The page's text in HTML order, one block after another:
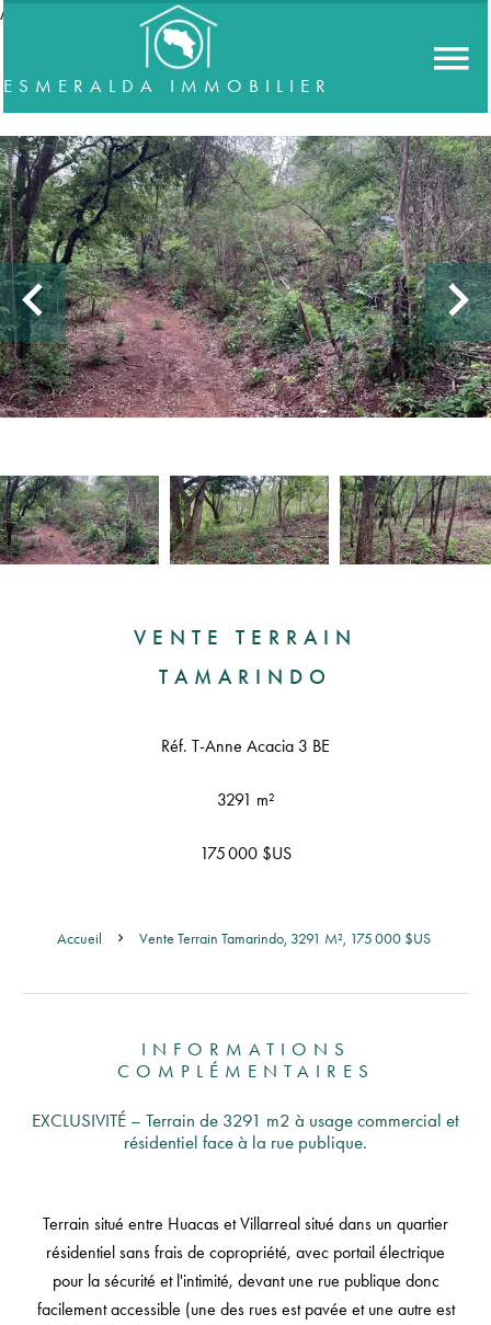
//accordeon
ESMERALDA IMMOBILIER
VENTE TERRAIN
TAMARINDO
Réf. T-Anne Acacia 3 BE
3291 m²
175 000 $US
Accueil Vente Terrain Tamarindo, 3291 M², 175 000 $US
INFORMATIONS
COMPLÉMENTAIRES
EXCLUSIVITÉ – Terrain de 3291 m2 à usage commercial et
résidentiel face à la rue publique.
Terrain situé entre Huacas et Villarreal situé dans un quartier
résidentiel sans frais de copropriété, avec portail électrique
pour la sécurité et l'intimité, devant une rue publique donc
facilement accessible (une des rues est pavée et une autre est